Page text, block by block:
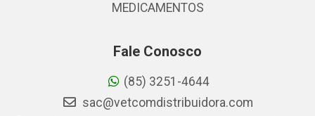
MEDICAMENTOS
Fale Conosco
(85) 3251-4644
sac@vetcomdistribuidora.com